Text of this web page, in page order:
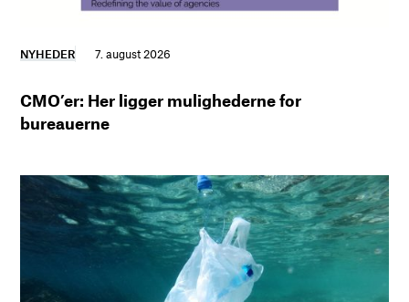
NYHEDER 7. august 2026
CMO’er: Her ligger mulighederne for
bureauerne